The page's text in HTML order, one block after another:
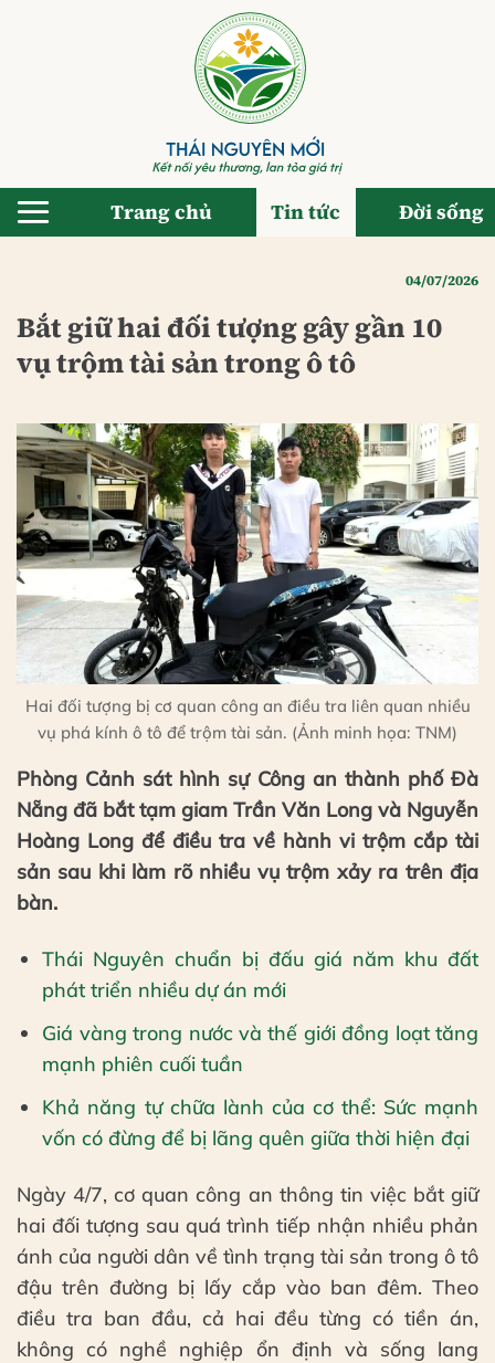
Trang chủ Tin tức Đời sống
04/07/2026
Bắt giữ hai đối tượng gây gần 10
vụ trộm tài sản trong ô tô
Hai đối tượng bị cơ quan công an điều tra liên quan nhiều
vụ phá kính ô tô để trộm tài sản. (Ảnh minh họa: TNM)
Phòng Cảnh sát hình sự Công an thành phố Đà
Nẵng đã bắt tạm giam Trần Văn Long và Nguyễn
Hoàng Long để điều tra về hành vi trộm cắp tài
sản sau khi làm rõ nhiều vụ trộm xảy ra trên địa
bàn.
Thái Nguyên chuẩn bị đấu giá năm khu đất
phát triển nhiều dự án mới
Giá vàng trong nước và thế giới đồng loạt tăng
mạnh phiên cuối tuần
Khả năng tự chữa lành của cơ thể: Sức mạnh
vốn có đừng để bị lãng quên giữa thời hiện đại
Ngày 4/7, cơ quan công an thông tin việc bắt giữ
hai đối tượng sau quá trình tiếp nhận nhiều phản
ánh của người dân về tình trạng tài sản trong ô tô
đậu trên đường bị lấy cắp vào ban đêm. Theo
điều tra ban đầu, cả hai đều từng có tiền án,
không có nghề nghiệp ổn định và sống lang